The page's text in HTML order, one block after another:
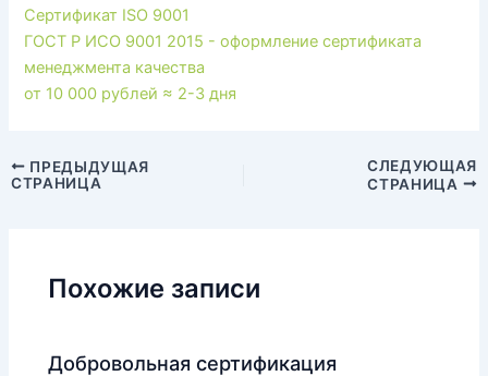
Сертификат ISO 9001
ГОСТ Р ИСО 9001 2015 - оформление сертификата
менеджмента качества
от 10 000 рублей ≈ 2-3 дня
Навигация
по
ПРЕДЫДУЩАЯ
СТРАНИЦА
СЛЕДУЮЩАЯ
СТРАНИЦА
Похожие записи
Добровольная сертификация